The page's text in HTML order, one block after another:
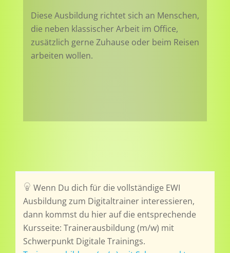
Diese Ausbildung richtet sich an Menschen,
die neben klassischer Arbeit im Office,
zusätzlich gerne Zuhause oder beim Reisen
arbeiten wollen.
Wenn Du dich für die vollständige EWI
Ausbildung zum Digitaltrainer interessieren,
dann kommst du hier auf die entsprechende
Kursseite: Trainerausbildung (m/w) mit
Schwerpunkt Digitale Trainings.